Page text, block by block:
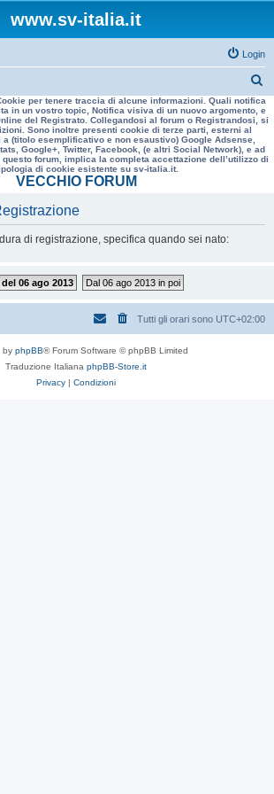
www.sv-italia.it
Login
e
r
a
per tenere traccia di alcune informazioni. Quali notifica
in un vostro topic, Notifica visiva di un nuovo argomento, e
del Registrato. Collegandosi al forum o Registrandosi, si
Sono inoltre presenti cookie di terze parti, esterni al
(titolo esemplificativo e non esaustivo) Google Adsense,
Google+, Twitter, Facebook, (e altri Social Network), e ad
forum, implica la completa accettazione dell’utilizzo di
di cookie esistente su sv-italia.it.
VECCHIO FORUM
di registrazione, specifica quando sei nato:
06 ago 2013 Dal 06 ago 2013 in poi
Tutti gli orari sono UTC+02:00
by phpBB® Forum Software © phpBB Limited
Traduzione Italiana phpBB-Store.it
Privacy | Condizioni